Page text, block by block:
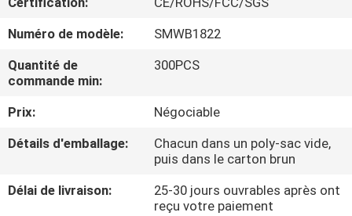
DE
NOUS
VISITE
D'USINE
DE
Numéro de modèle:
SMWB1822
Quantité de
commande min:
300PCS
Prix:
Négociable
Détails d'emballage:
Chacun dans un poly-sac vide,
puis dans le carton brun
Délai de livraison:
25-30 jours ouvrables après ont
reçu votre paiement